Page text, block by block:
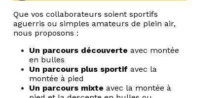
Que vos collaborateurs soient sportifs
aguerris ou simples amateurs de plein air,
nous proposons :
Un parcours découverte avec montée
en bulles
Un parcours plus sportif avec la
montée à pied
Un parcours mixte avec la montée à